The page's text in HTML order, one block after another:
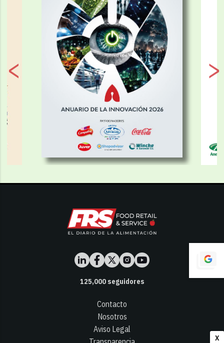
X
125,000seguidores
Contacto
Nosotros
Aviso Legal